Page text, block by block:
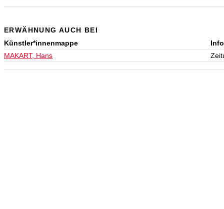
ERWÄHNUNG AUCH BEI
Künstler*innenmappe
MAKART, Hans